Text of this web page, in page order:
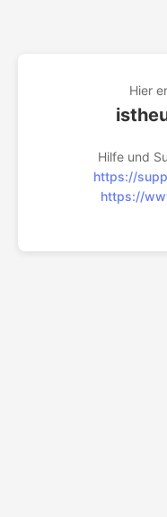
Hier
Hilfe und
https://
https://